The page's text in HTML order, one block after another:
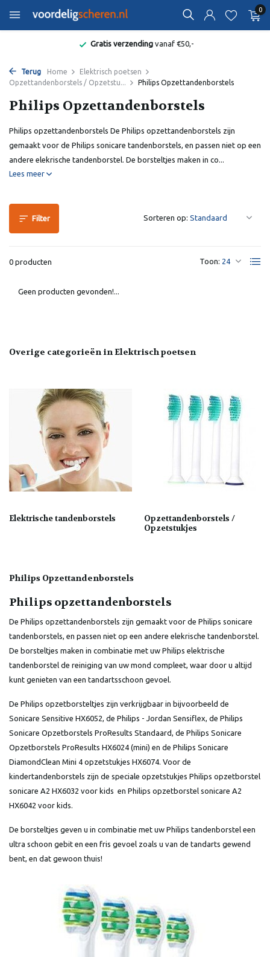
0
Gratis verzendingvanaf €50,-
Terug Home
Elektrisch poetsen
Opzettandenborstels / Opzetstu...
Philips Opzettandenborstels
Philips Opzettandenborstels
Philips opzettandenborstels De Philips opzettandenborstels zijn
gemaakt voor de Philips sonicare tandenborstels, en passen niet op een
andere elekrische tandenborstel. De borsteltjes maken in co...
Lees meer
Filter
0 producten Toon:
Sorteren op:
Geen producten gevonden!...
Overige categorieën in Elektrisch poetsen
Elektrische tandenborstels
Opzettandenborstels /
Opzetstukjes
Philips Opzettandenborstels
Philips opzettandenborstels
De Philips opzettandenborstels zijn gemaakt voor de Philips sonicare
tandenborstels, en passen niet op een andere elekrische tandenborstel.
De borsteltjes maken in combinatie met uw Philips elektrische
tandenborstel de reiniging van uw mond compleet, waar door u altijd
kunt genieten van een tandartsschoon gevoel.
De Philips opzetborsteltjes zijn verkrijgbaar in bijvoorbeeld de
Sonicare Sensitive HX6052, de Philips - Jordan Sensiflex, de Philips
Sonicare Opzetborstels ProResults Standaard, de Philips Sonicare
Opzetborstels ProResults HX6024 (mini) en de Philips Sonicare
DiamondClean Mini 4 opzetstukjes HX6074. Voor de
kindertandenborstels zijn de speciale opzetstukjes Philips opzetborstel
sonicare A2 HX6032 voor kids en Philips opzetborstel sonicare A2
HX6042 voor kids.
De borsteltjes geven u in combinatie met uw Philips tandenborstel een
ultra schoon gebit en een fris gevoel zoals u van de tandarts gewend
bent, en dat gewoon thuis!